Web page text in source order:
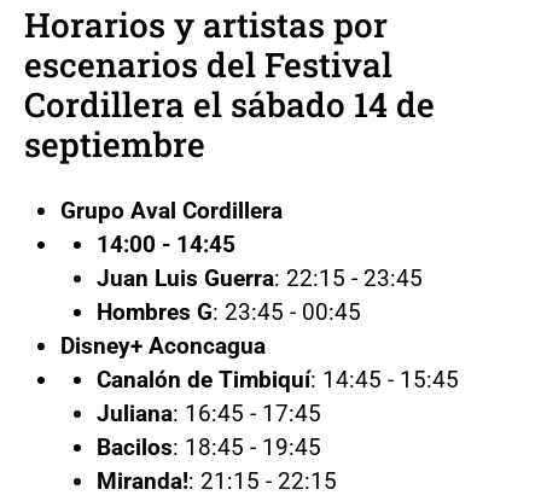
Horarios y artistas por
escenarios del Festival
Cordillera el sábado 14 de
septiembre
Grupo Aval Cordillera
14:00 - 14:45
Juan Luis Guerra: 22:15 - 23:45
Hombres G: 23:45 - 00:45
Disney+ Aconcagua
Canalón de Timbiquí: 14:45 - 15:45
Juliana: 16:45 - 17:45
Bacilos: 18:45 - 19:45
Miranda!: 21:15 - 22:15